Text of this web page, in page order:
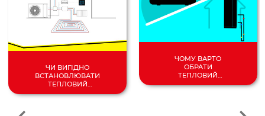
ЧИ ВИГІДНО
ВСТАНОВЛЮВАТИ
ТЕПЛОВИЙ
НАСОС У 2024
ЧОМУ ВАРТО
ОБРАТИ
ТЕПЛОВИЙ
НАСОС